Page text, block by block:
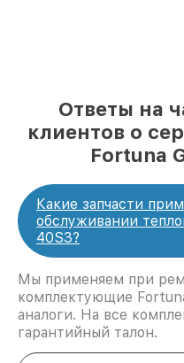
Ответы на
клиентов о
Fortuna
Какие запчасти
обслуживании
40S3?
Мы применяем при
комплектующие
аналоги. На все
гарантийный талон.